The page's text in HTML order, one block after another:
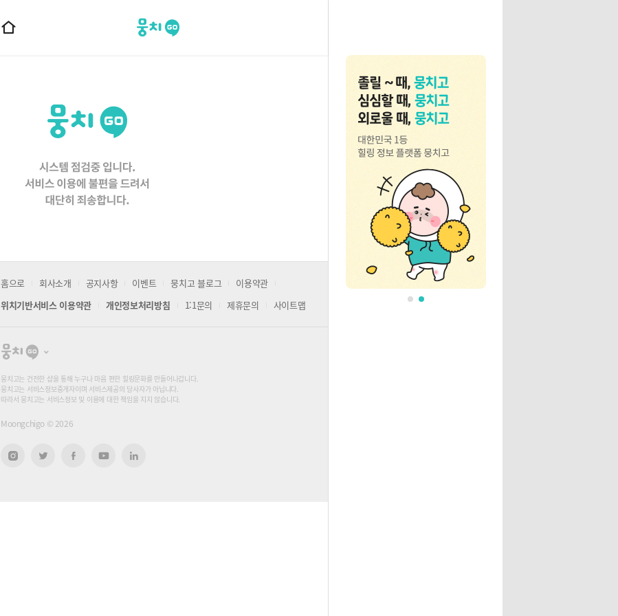
뭉치고
홈
홈으로 회사소개 공지사항 이벤트 뭉치고 블로그
이용약관
위치기반서비스 이용약관
개인정보처리방침 1:1문의 제휴문의 사이트맵
뭉
고
뭉치고는 건전한 샵을 통해 누구나 마음 편한 힐링문화를 만들어나갑니다.
뭉치고는 서비스정보중개자이며 서비스제공의 당사자가 아닙니다.
따라서 뭉치고는 서비스정보 및 이용에 대한 책임을 지지 않습니다.
Moongchigo © 2026